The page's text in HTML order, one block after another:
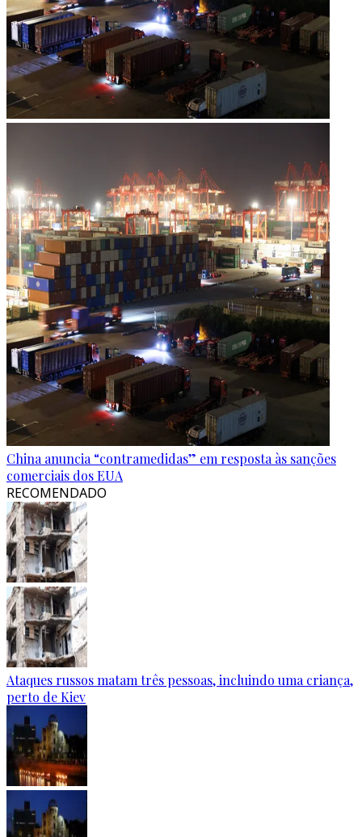
China anuncia “contramedidas” em resposta às sanções
comerciais dos EUA
RECOMENDADO
Ataques russos matam três pessoas, incluindo uma criança,
perto de Kiev